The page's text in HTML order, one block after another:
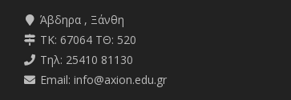
Άβδηρα , Ξάνθη
ΤΚ: 67064 ΤΘ: 520
Τηλ: 25410 81130
Email: info@axion.edu.gr